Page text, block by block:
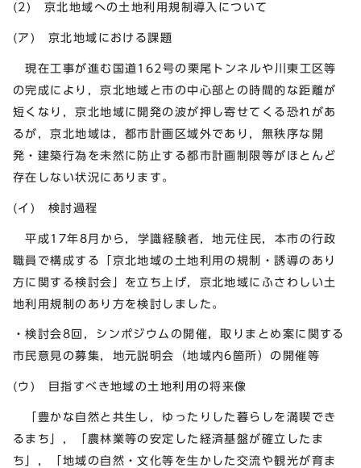
(2) 京北地域への土地利用規制導入について
(ア) 京北地域における課題
現在工事が進む国道162号の栗尾トンネルや川東工区等
の完成により，京北地域と市の中心部との時間的な距離が
短くなり，京北地域に開発の波が押し寄せてくる恐れがあ
るが，京北地域は，都市計画区域外であり，無秩序な開
発・建築行為を未然に防止する都市計画制限等がほとんど
存在しない状況にあります。
(イ) 検討過程
平成17年8月から，学識経験者，地元住民，本市の行政
職員で構成する「京北地域の土地利用の規制・誘導のあり
方に関する検討会」を立ち上げ，京北地域にふさわしい土
地利用規制のあり方を検討しました。
・検討会8回，シンポジウムの開催，取りまとめ案に関する
市民意見の募集，地元説明会（地域内6箇所）の開催等
(ウ) 目指すべき地域の土地利用の将来像
「豊かな自然と共生し，ゆったりした暮らしを満喫でき
るまち」，「農林業等の安定した経済基盤が確立したま
ち」，「地域の自然・文化等を生かした交流や観光が育ま